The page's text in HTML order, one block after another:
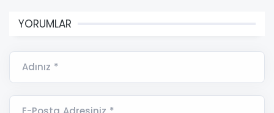
YORUMLAR
Adınız *